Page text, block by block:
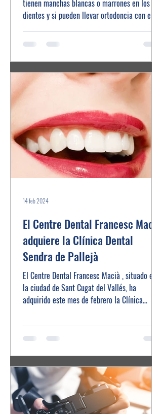
tienen manchas blancas o marrones en los
dientes y si pueden llevar ortodoncia con ellas.
El Centre Dental Francesc Macià
adquiere la Clínica Dental
Sendra de Pallejà
El Centre Dental Francesc Macià , situado en
la ciudad de Sant Cugat del Vallés, ha
adquirido este mes de febrero la Clínica
14 feb 2024